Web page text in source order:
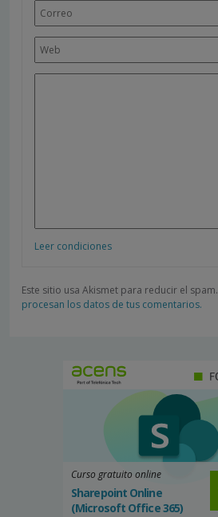
Leer condiciones
Este sitio usa Akismet para reducir el spam.
procesan los datos de tus comentarios.
Curso gratuito online
Sharepoint Online
(Microsoft Office 365)